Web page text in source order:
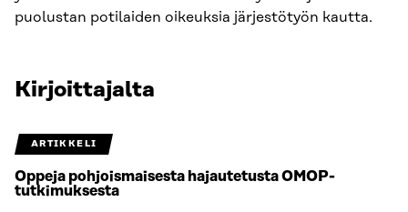
puolustan potilaiden oikeuksia järjestötyön kautta.
Kirjoittajalta
ARTIKKELI
Oppeja pohjoismaisesta hajautetusta OMOP-
tutkimuksesta